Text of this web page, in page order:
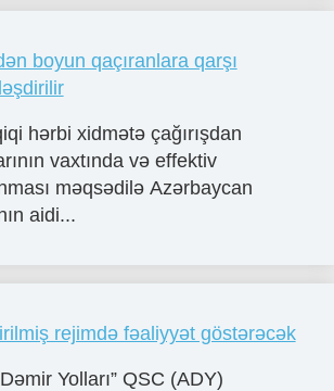
boyun qaçıranlara qarşı
hərbi xidmətə çağırışdan
vaxtında və effektiv
məqsədilə Azərbaycan
aidi...
rejimdə fəaliyyət göstərəcək
Yolları” QSC (ADY)